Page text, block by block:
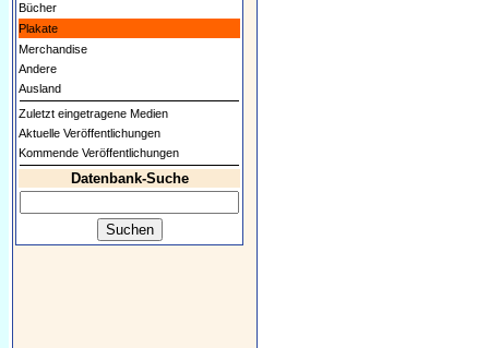
Bücher
Plakate
Merchandise
Andere
Ausland
Zuletzt eingetragene Medien
Aktuelle Veröffentlichungen
Kommende Veröffentlichungen
Datenbank-Suche